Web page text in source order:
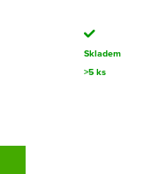
Skladem
>5 ks